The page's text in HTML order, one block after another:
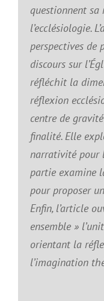
questionnent sa
l’ecclésiologie.
perspectives de
discours sur
réfléchit la
réflexion
centre de
finalité. Elle
narrativité pour
partie examine
pour proposer
Enfin, l’article
ensemble »
orientant la
l’imagination